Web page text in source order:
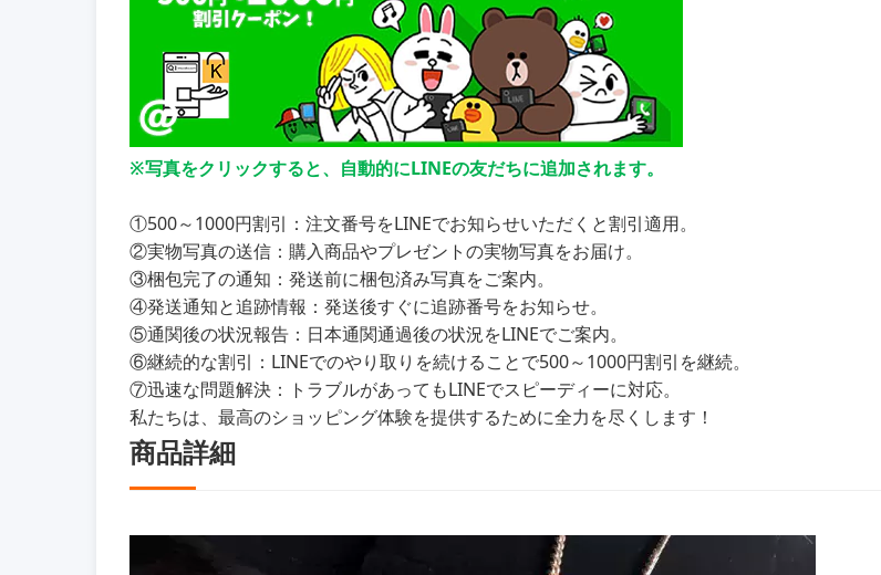
※写真をクリックすると、自動的にLINEの友だちに追加されます。
①500～1000円割引：注文番号をLINEでお知らせいただくと割引適用。
②実物写真の送信：購入商品やプレゼントの実物写真をお届け。
③梱包完了の通知：発送前に梱包済み写真をご案内。
④発送通知と追跡情報：発送後すぐに追跡番号をお知らせ。
⑤通関後の状況報告：日本通関通過後の状況をLINEでご案内。
⑥継続的な割引：LINEでのやり取りを続けることで500～1000円割引を継続。
⑦迅速な問題解決：トラブルがあってもLINEでスピーディーに対応。
私たちは、最高のショッピング体験を提供するために全力を尽くします！
商品詳細